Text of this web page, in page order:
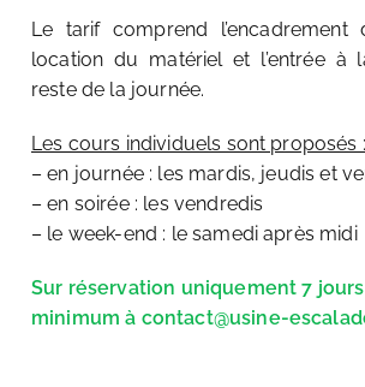
Le tarif comprend l’encadrement
location du matériel et l’entrée à
reste de la journée.
Les cours individuels sont proposés :
– en journée : les mardis, jeudis et
– en soirée : les vendredis
– le week-end : le samedi après midi
Sur réservation uniquement 7 jours
minimum à contact@usine-